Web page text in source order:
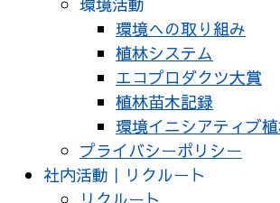
環境への取り組み
植林システム
エコプロダクツ大賞
植林苗木記録
環境イニシアティブ
プライバシーポリシー
社内活動｜リクルート